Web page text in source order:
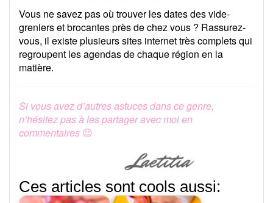
Vous ne savez pas où trouver les dates des vide-
greniers et brocantes près de chez vous ? Rassurez-
vous, il existe plusieurs sites internet très complets qui
regroupent les agendas de chaque région en la
matière.
Si vous avez d’autres astuces dans ce genre,
n’hésitez pas à les partager avec moi en
commentaires 😉
Ces articles sont cools aussi: